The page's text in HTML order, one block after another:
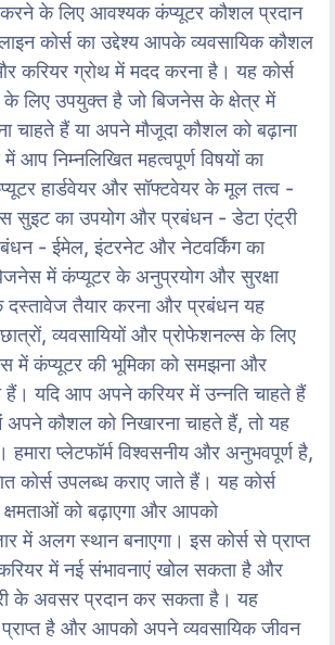
करने के लिए आवश्यक कंप्यूटर कौशल प्रदान
कोर्स का उद्देश्य आपके व्यवसायिक कौशल
करियर ग्रोथ में मदद करना है। यह कोर्स
के लिए उपयुक्त है जो बिजनेस के क्षेत्र में
हैं या अपने मौजूदा कौशल को बढ़ाना
आप निम्नलिखित महत्वपूर्ण विषयों का
हार्डवेयर और सॉफ्टवेयर के मूल तत्व -
सुइट का उपयोग और प्रबंधन - डेटा एंट्री
- ईमेल, इंटरनेट और नेटवर्किंग का
में कंप्यूटर के अनुप्रयोग और सुरक्षा
दस्तावेज तैयार करना और प्रबंधन यह
व्यवसायियों और प्रोफेशनल्स के लिए
में कंप्यूटर की भूमिका को समझना और
यदि आप अपने करियर में उन्नति चाहते हैं
कौशल को निखारना चाहते हैं, तो यह
प्लेटफॉर्म विश्वसनीय और अनुभवपूर्ण है,
कोर्स उपलब्ध कराए जाते हैं। यह कोर्स
को बढ़ाएगा और आपको
में अलग स्थान बनाएगा। इस कोर्स से प्राप्त
में नई संभावनाएं खोल सकता है और
के अवसर प्रदान कर सकता है। यह
प्राप्त है और आपको अपने व्यवसायिक जीवन